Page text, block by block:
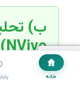
خانه
ب)
NVivo)